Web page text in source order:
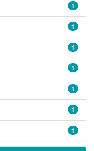
1
1
1
1
1
1
1